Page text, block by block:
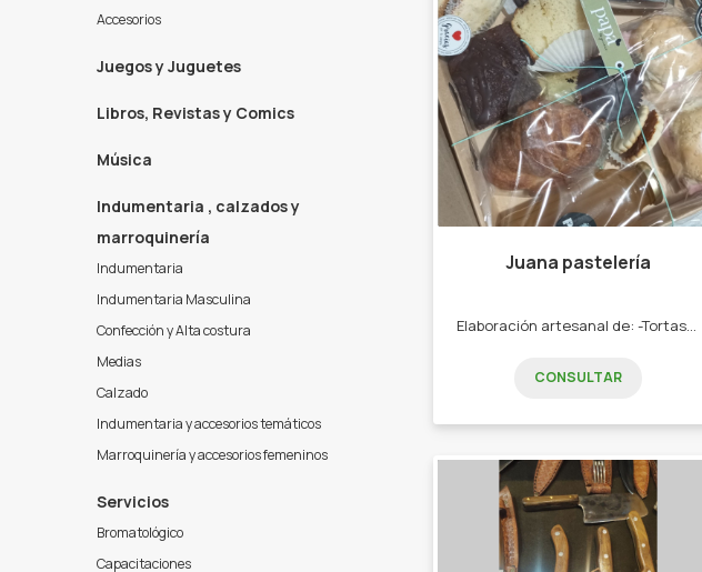
Accesorios
Juegos y Juguetes
Libros, Revistas y Comics
Música
Indumentaria , calzados y
marroquinería
Indumentaria
Indumentaria Masculina
Confección y Alta costura
Medias
Calzado
Indumentaria y accesorios temáticos
Marroquinería y accesorios femeninos
Servicios
Bromatológico
Capacitaciones
Juana pastelería
Elaboración artesanal de: -Tortas -Budines -Alfajores maicena, chocolate - Pastafrola -Brownies chocolate -Torta tofi Por encargue candy bar por temática "
CONSULTAR